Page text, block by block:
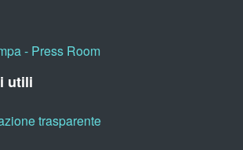
- Press Room
utili
trasparente